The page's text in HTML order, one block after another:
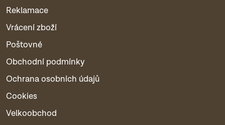
Reklamace
Vrácení zboží
Poštovné
Obchodní podmínky
Ochrana osobních údajů
Cookies
Velkoobchod